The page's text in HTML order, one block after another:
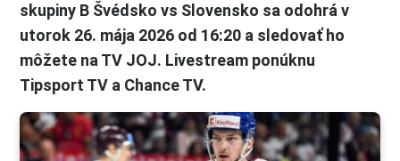
skupiny B Švédsko vs Slovensko sa odohrá v
utorok 26. mája 2026 od 16:20 a sledovať ho
môžete na TV JOJ. Livestream ponúknu
Tipsport TV a Chance TV.